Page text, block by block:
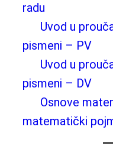
radu
Uvod u
pismeni – PV
Uvod u
pismeni – DV
Osnove
matematički